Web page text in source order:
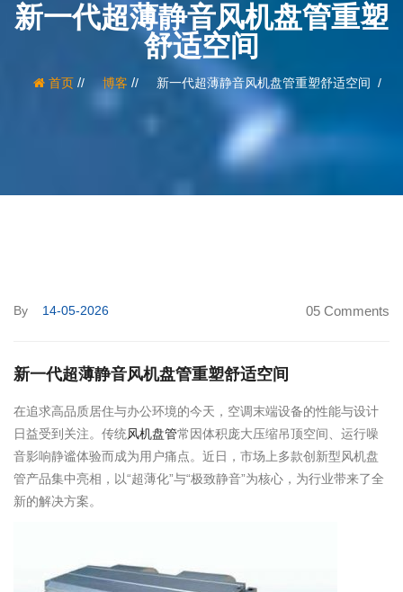
新一代超薄静音风机盘管重塑
舒适空间
首页/ 博客 / 新一代超薄静音风机盘管重塑舒适空间
By 14-05-2026 05 Comments
新一代超薄静音风机盘管重塑舒适空间
在追求高品质居住与办公环境的今天，空调末端设备的性能与设计
日益受到关注。传统风机盘管常因体积庞大压缩吊顶空间、运行噪
音影响静谧体验而成为用户痛点。近日，市场上多款创新型风机盘
管产品集中亮相，以“超薄化”与“极致静音”为核心，为行业带来了全
新的解决方案。